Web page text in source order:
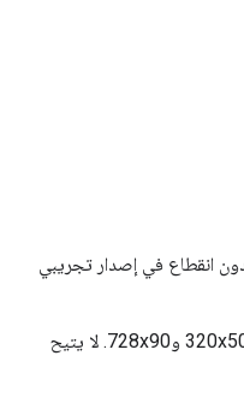
في إصدار تجريبي
لا يتيح Waterfall سوى أحجام البانر 320x50 و728x90. لا يتيح